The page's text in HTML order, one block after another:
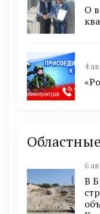
О
4
6
В